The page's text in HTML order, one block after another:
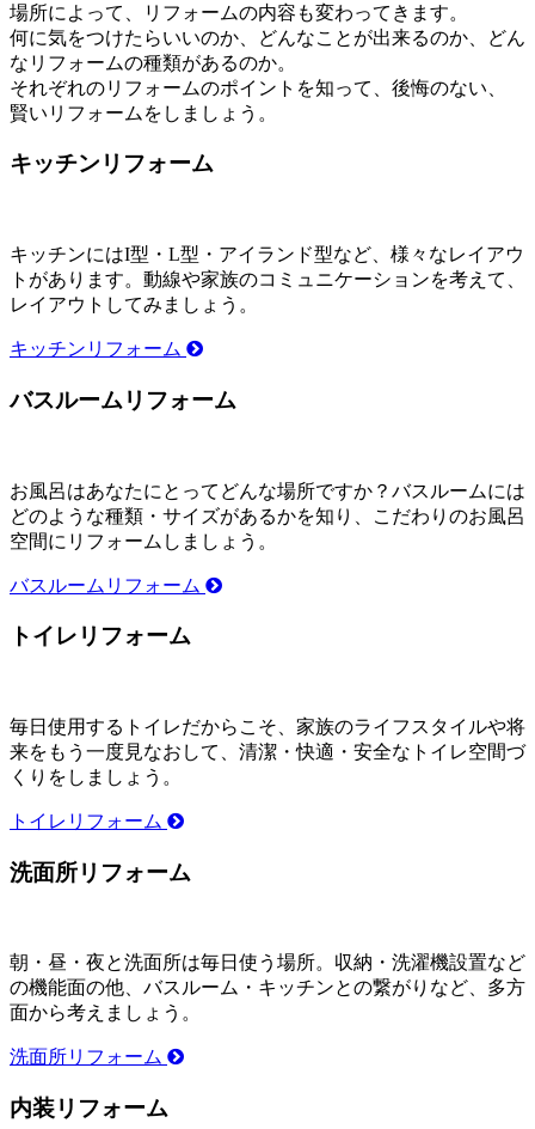
場所によって、リフォームの内容も変わってきます。
何に気をつけたらいいのか、どんなことが出来るのか、どん
なリフォームの種類があるのか。
それぞれのリフォームのポイントを知って、後悔のない、
賢いリフォームをしましょう。
キッチンリフォーム
キッチンにはI型・L型・アイランド型など、様々なレイアウ
トがあります。動線や家族のコミュニケーションを考えて、
レイアウトしてみましょう。
キッチンリフォーム
バスルームリフォーム
お風呂はあなたにとってどんな場所ですか？バスルームには
どのような種類・サイズがあるかを知り、こだわりのお風呂
空間にリフォームしましょう。
バスルームリフォーム
トイレリフォーム
毎日使用するトイレだからこそ、家族のライフスタイルや将
来をもう一度見なおして、清潔・快適・安全なトイレ空間づ
くりをしましょう。
トイレリフォーム
洗面所リフォーム
朝・昼・夜と洗面所は毎日使う場所。収納・洗濯機設置など
の機能面の他、バスルーム・キッチンとの繋がりなど、多方
面から考えましょう。
洗面所リフォーム
内装リフォーム